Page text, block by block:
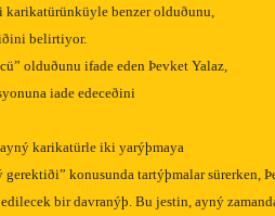
benzer olduðunu,
belirtiyor.
olduðunu ifade eden Þevket Yalaz,
iade edeceðini
karikatürle iki yarýþmaya
konusunda tartýþmalar sürerken,
bir davranýþ. Bu jestin, ayný